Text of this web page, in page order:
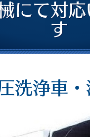
にて対応
す
洗浄車